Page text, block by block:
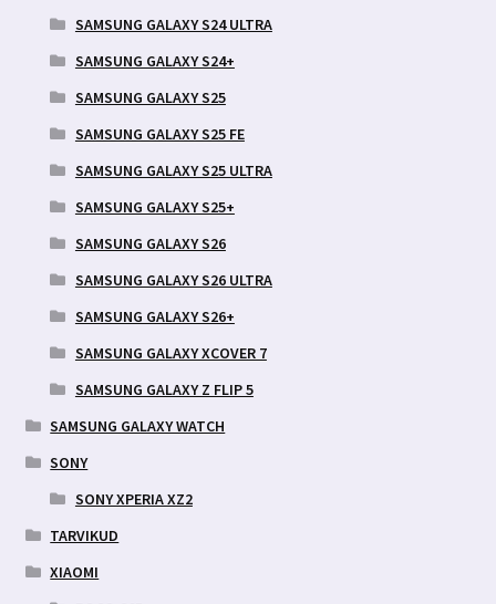
SAMSUNG GALAXY S24 ULTRA
SAMSUNG GALAXY S24+
SAMSUNG GALAXY S25
SAMSUNG GALAXY S25 FE
SAMSUNG GALAXY S25 ULTRA
SAMSUNG GALAXY S25+
SAMSUNG GALAXY S26
SAMSUNG GALAXY S26 ULTRA
SAMSUNG GALAXY S26+
SAMSUNG GALAXY XCOVER 7
SAMSUNG GALAXY Z FLIP 5
SAMSUNG GALAXY WATCH
SONY
SONY XPERIA XZ2
TARVIKUD
XIAOMI